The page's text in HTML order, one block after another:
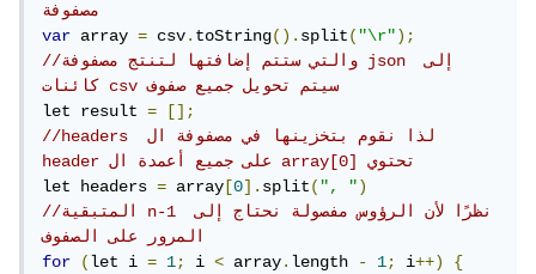
مصفوفة
var array = csv.toString().split("\r");
//والتي ستتم إضافتها لتنتج مصفوفة json إلى
كائنات csv سيتم تحويل جميع صفوف
let result =
[];
//headers  لذا نقوم بتخزينها في مصفوفة ال
let headers = array [0].split(", ")
//المتبقية n-1 نظرًا لأن الرؤوس مفصولة نحتاج إلى
المرور على الصفوف
for
(let i = 1; i < array.length - 1; i++)
{